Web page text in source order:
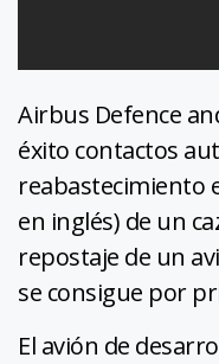
Airbus Defence
éxito contactos
reabastecimiento
en inglés) de un
repostaje de un
se consigue por
El avión de